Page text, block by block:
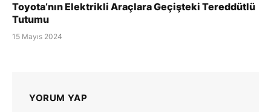
Toyota’nın Elektrikli Araçlara Geçişteki Tereddütlü
Tutumu
15 Mayıs 2024
YORUM YAP